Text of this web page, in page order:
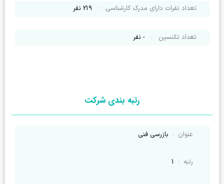
تعداد نفرات دارای مدرک کارشناسی :
219 نفر
تعداد تکنسین :
- نفر
رتبه بندی شرکت
عنوان : بازرسی فنی
رتبه :
1